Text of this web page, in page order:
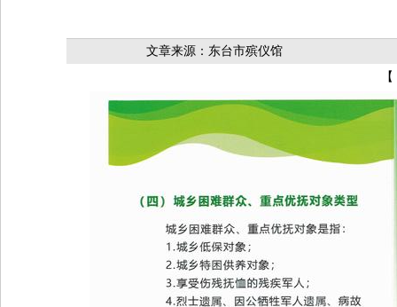
文章来源：东台市殡仪馆
【